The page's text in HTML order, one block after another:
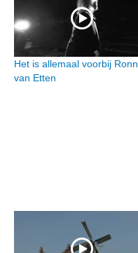
Het is allemaal voorbij Ronn
van Etten